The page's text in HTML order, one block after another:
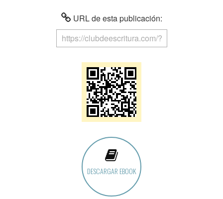
URL de esta publicación:
DESCARGAR EBOOK